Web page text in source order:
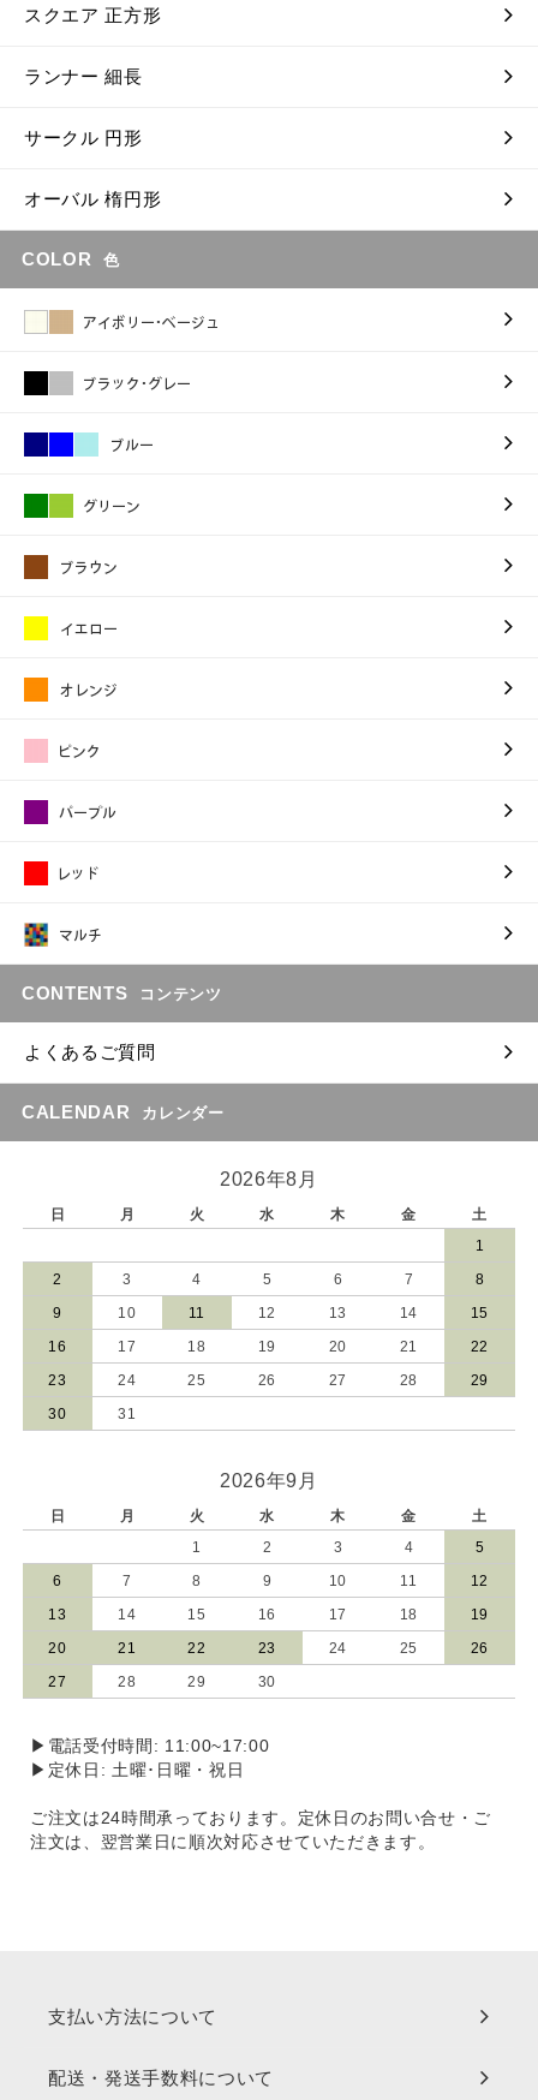
スクエア 正方形
ランナー 細長
サークル 円形
オーバル 楕円形
COLOR 色
CONTENTS コンテンツ
よくあるご質問
CALENDAR カレンダー
2026年8月
日 月 火 水 木 金
土
1
2 3 4 5 6 7 8
9 10 11 12 13 14 15
16 17 18 19 20 21 22
23 24 25 26 27 28 29
30 31
2026年9月
日 月 火 水 木 金
土
1
2 3 4 5
6 7 8 9 10 11 12
13 14 15 16 17 18 19
20 21 22 23 24 25 26
27 28 29 30
▶電話受付時間: 11:00~17:00
▶定休日: 土曜･日曜・祝日
ご注文は24時間承っております。定休日のお問い合せ・ご
注文は、翌営業日に順次対応させていただきます。
支払い方法について
配送・発送手数料について